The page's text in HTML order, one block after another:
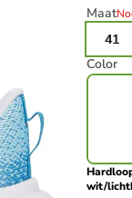
Maat
41
Color
wit/